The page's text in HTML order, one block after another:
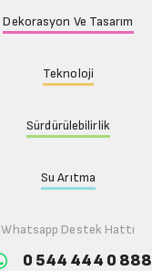
Dekorasyon Ve Tasarım
Teknoloji
Sürdürülebilirlik
Su Arıtma
Whatsapp Destek Hattı
0 544 444 0 888